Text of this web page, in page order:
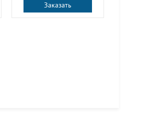
Заказать